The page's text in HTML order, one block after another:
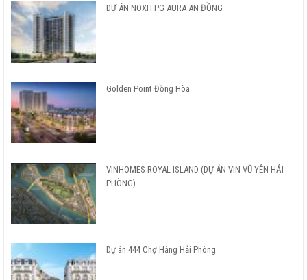
DỰ ÁN NOXH PG AURA AN ĐỒNG
Golden Point Đồng Hòa
VINHOMES ROYAL ISLAND (DỰ ÁN VIN VŨ YÊN HẢI
PHÒNG)
Dự án 444 Chợ Hàng Hải Phòng